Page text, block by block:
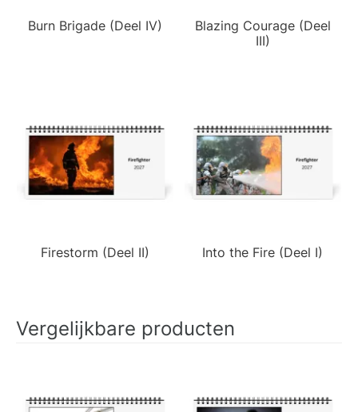
Burn Brigade (Deel IV)
Blazing Courage (Deel
III)
Firestorm (Deel II) Into the Fire (Deel I)
Vergelijkbare producten